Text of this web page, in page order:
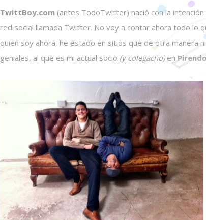
TwittBoy.com (antes TodoTwitter) nació con la
red social llamada Twitter. No voy a contar ahora todo lo
quien soy ahora, he estado en sitios que de otra manera
geniales, al que es mi actual socio (y colegacho)enPirendo